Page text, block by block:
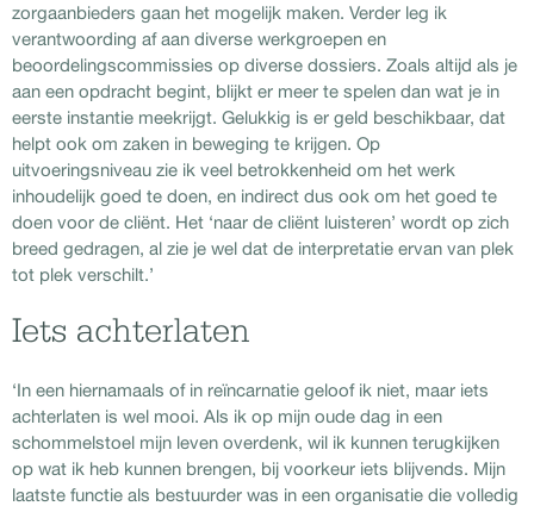
zorgaanbieders gaan het mogelijk maken. Verder leg ik
verantwoording af aan diverse werkgroepen en
beoordelingscommissies op diverse dossiers. Zoals altijd als je
aan een opdracht begint, blijkt er meer te spelen dan wat je in
eerste instantie meekrijgt. Gelukkig is er geld beschikbaar, dat
helpt ook om zaken in beweging te krijgen. Op
uitvoeringsniveau zie ik veel betrokkenheid om het werk
inhoudelijk goed te doen, en indirect dus ook om het goed te
doen voor de cliënt. Het ‘naar de cliënt luisteren’ wordt op zich
breed gedragen, al zie je wel dat de interpretatie ervan van plek
tot plek verschilt.’
Iets achterlaten
‘In een hiernamaals of in reïncarnatie geloof ik niet, maar iets
achterlaten is wel mooi. Als ik op mijn oude dag in een
schommelstoel mijn leven overdenk, wil ik kunnen terugkijken
op wat ik heb kunnen brengen, bij voorkeur iets blijvends. Mijn
laatste functie als bestuurder was in een organisatie die volledig